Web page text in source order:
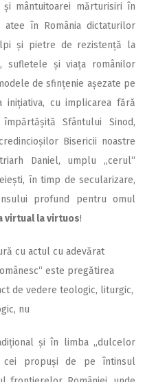
mântuitoarei mărturisiri în
în România dictaturilor
și pietre de rezistență la
sufletele și viața românilor
de sfințenie așezate pe
inițiativa, cu implicarea fără
Sfântului Sinod,
Bisericii noastre
Daniel, umplu „cerul“
în timp de secularizare,
profund pentru omul
virtual la virtuos!
cu actul cu adevărat
este pregătirea
de vedere teologic, liturgic,
nu
și în limba „dulcelor
cei propuși de pe întinsul